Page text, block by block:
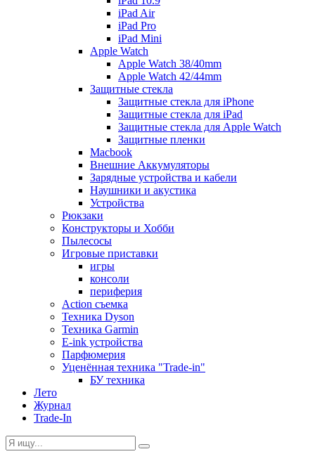
iPad Air
iPad Pro
iPad Mini
Apple Watch
Apple Watch 38/40mm
Apple Watch 42/44mm
Защитные стекла
Защитные стекла для iPhone
Защитные стекла для iPad
Защитные стекла для Apple Watch
Защитные пленки
Macbook
Внешние Аккумуляторы
Зарядные устройства и кабели
Наушники и акустика
Устройства
Рюкзаки
Конструкторы и Хобби
Пылесосы
Игровые приставки
игры
консоли
периферия
Action съемка
Техника Dyson
Техника Garmin
E-ink устройства
Парфюмерия
Уценённая техника "Trade-in"
БУ техника
Лето
Журнал
Trade-In